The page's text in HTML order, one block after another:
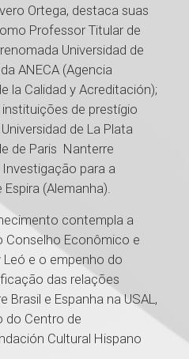
Ortega, destaca suas
Professor Titular de
Universidad de
ANECA (Agencia
la Calidad y Acreditación);
de prestígio
de La Plata
de Paris Nanterre
para a
(Alemanha).
contempla a
Conselho Econômico e
Leó e o empenho do
das relações
e Espanha na USAL,
do Centro de
Cultural Hispano